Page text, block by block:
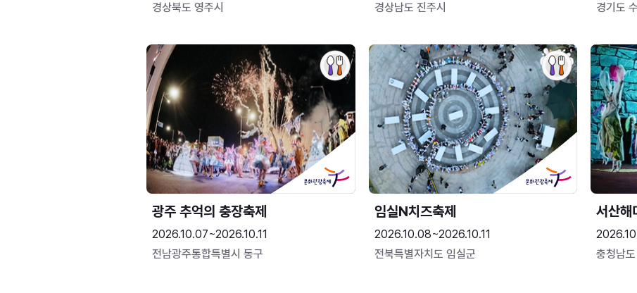
경상북도 영주시
경상남도 진주시
경기도
광주 추억의 충장축제
2026.10.07~2026.10.11
전남광주통합특별시 동구
임실N치즈축제
2026.10.08~2026.10.11
전북특별자치도 임실군
서산해
충청남도